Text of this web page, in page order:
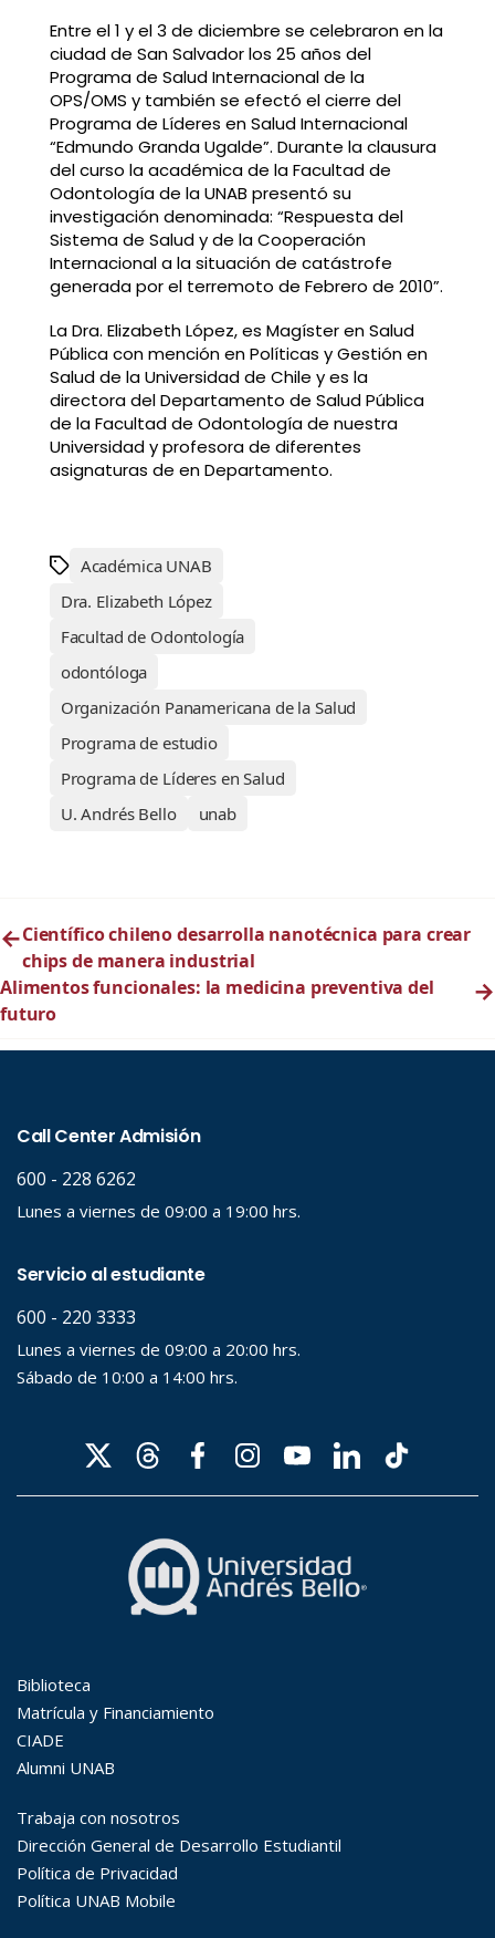
Entre el 1 y el 3 de diciembre se celebraron en la
ciudad de San Salvador los 25 años del
Programa de Salud Internacional de la
OPS/OMS y también se efectó el cierre del
Programa de Líderes en Salud Internacional
“Edmundo Granda Ugalde”. Durante la clausura
del curso la académica de la Facultad de
Odontología de la UNAB presentó su
investigación denominada: “Respuesta del
Sistema de Salud y de la Cooperación
Internacional a la situación de catástrofe
generada por el terremoto de Febrero de 2010”.
La Dra. Elizabeth López, es Magíster en Salud
Pública con mención en Políticas y Gestión en
Salud de la Universidad de Chile y es la
directora del Departamento de Salud Pública
de la Facultad de Odontología de nuestra
Universidad y profesora de diferentes
asignaturas de en Departamento.
Académica UNAB
Dra. Elizabeth López
Facultad de Odontología
odontóloga
Organización Panamericana de la Salud
Programa de estudio
Programa de Líderes en Salud
U. Andrés Bello
unab
←Científico chileno desarrolla nanotécnica para crear
chips de manera industrial
Alimentos funcionales: la medicina preventiva del
futuro
→